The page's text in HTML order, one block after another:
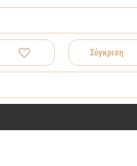
Σύγκριση